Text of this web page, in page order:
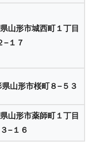
山形市城西町１丁目
−１７
山形市桜町８−５３
山形市薬師町１丁目
−１６